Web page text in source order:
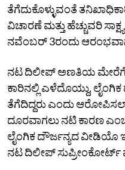
ತೆಗೆದುಕೊಳ್ಳುವಂತೆ
ವಿಚಾರಣೆ ಮತ್ತು ಹೆಚ್ಚುವರಿ
ನವೆಂಬರ್ 3ರಂದು
ನಟ ದಿಲೀಪ್ ಅಣತಿಯ ಮೇರೆಗೆ
ಕಾರಿನಲ್ಲಿ ಎಳೆದೊಯ್ದು,
ತೆಗೆದಿದ್ದರು ಎಂದು
ದೂರವಾಗಲು ನಟಿ ಕಾರಣ
ಲೈಂಗಿಕ ದೌರ್ಜನ್ಯದ ವೀಡಿಯೊ
ನಟ ದಿಲೀಪ್‌ ಸುಪ್ರೀಂಕೋರ್ಟ್‌